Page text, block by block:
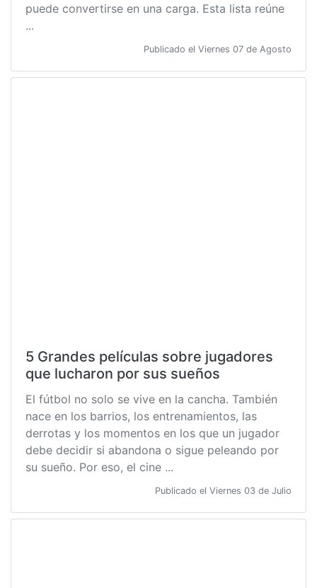
puede convertirse en una carga. Esta lista reúne
...
Publicado el Viernes 07 de Agosto
5 Grandes películas sobre jugadores
que lucharon por sus sueños
El fútbol no solo se vive en la cancha. También
nace en los barrios, los entrenamientos, las
derrotas y los momentos en los que un jugador
debe decidir si abandona o sigue peleando por
su sueño. Por eso, el cine ...
Publicado el Viernes 03 de Julio